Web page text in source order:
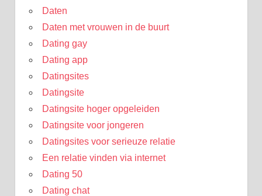
Daten
Daten met vrouwen in de buurt
Dating gay
Dating app
Datingsites
Datingsite
Datingsite hoger opgeleiden
Datingsite voor jongeren
Datingsites voor serieuze relatie
Een relatie vinden via internet
Dating 50
Dating chat